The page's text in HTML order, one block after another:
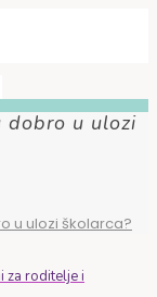
dobro u ulozi
u ulozi školarca?
za roditelje i